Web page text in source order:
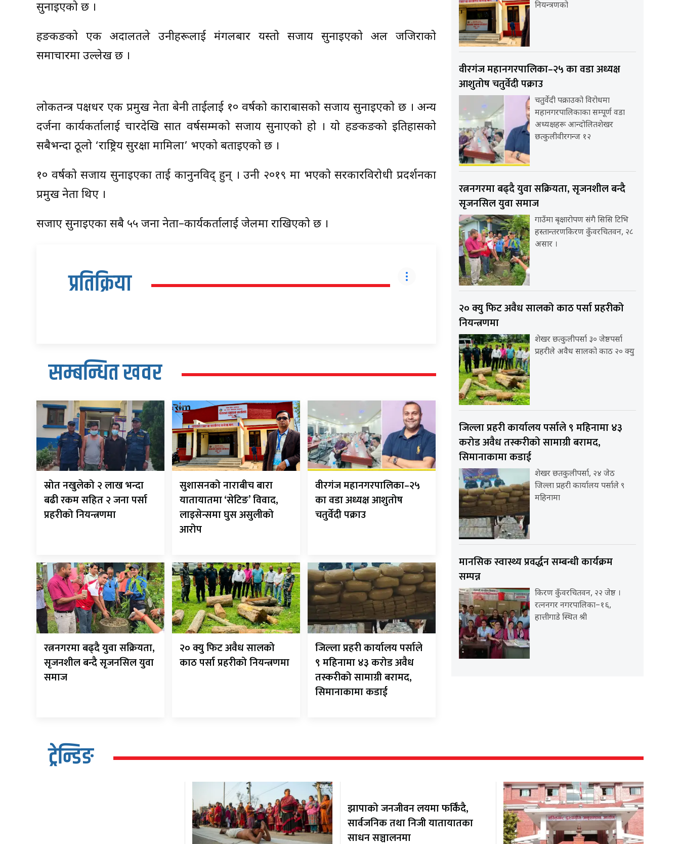
सुनाइएको छ ।
हङकङको एक अदालतले उनीहरूलाई मंगलबार यस्तो सजाय सुनाइएको अल जजिराको
समाचारमा उल्लेख छ ।
लोकतन्त्र पक्षधर एक प्रमुख नेता बेनी ताईलाई १० वर्षको काराबासको सजाय सुनाइएको छ । अन्य
दर्जनौं कार्यकर्तालाई चारदेखि सात वर्षसम्मको सजाय सुनाएको हो । यो हङकङको इतिहासको
सबैभन्दा ठूलो ‘राष्ट्रिय सुरक्षा मामिला’ भएको बताइएको छ ।
१० वर्षको सजाय सुनाइएका ताई कानुनविद् हुन् । उनी २०१९ मा भएको सरकारविरोधी प्रदर्शनका
प्रमुख नेता थिए ।
सजाए सुनाइएका सबै ५५ जना नेता–कार्यकर्तालाई जेलमा राखिएको छ ।
प्रतिक्रिया
सम्बन्धित खवर
स्रोत नखुलेको २ लाख भन्दा
बढी रकम सहित २ जना पर्सा
प्रहरीको नियन्त्रणमा
सुशासनको नाराबीच बारा
यातायातमा ‘सेटिङ’ विवाद,
लाइसेन्समा घुस असुलीको
आरोप
वीरगंज महानगरपालिका–२५
का वडा अध्यक्ष आशुतोष
चतुर्वेदी पक्राउ
रत्ननगरमा बढ्दै युवा सक्रियता,
सृजनशील बन्दै सृजनसिल युवा
समाज
२० क्यु फिट अवैध सालको
काठ पर्सा प्रहरीको नियन्त्रणमा
जिल्ला प्रहरी कार्यालय पर्साले
९ महिनामा ४३ करोड अवैध
तस्करीको सामाग्री बरामद,
सिमानाकामा कडाई
नियन्त्रणको
वीरगंज महानगरपालिका–२५ का वडा अध्यक्ष
आशुतोष चतुर्वेदी पक्राउ
चतुर्वेदी पक्राउको विरोधमा
महानगरपालिकाका सम्पूर्ण वडा
अध्यक्षहरू आन्दोलितशेखर
छत्कुलीवीरगन्ज १२
रत्ननगरमा बढ्दै युवा सक्रियता, सृजनशील बन्दै
सृजनसिल युवा समाज
गाउँमा बृक्षारोपण संगै सिसि टिभि
हस्तान्तरणकिरण कुँवरचितवन, २८
असार ।
२० क्यु फिट अवैध सालको काठ पर्सा प्रहरीको
नियन्त्रणमा
शेखर छत्कुलीपर्सा ३० जेष्ठपर्सा
प्रहरीले अवैध सालको काठ २० क्यु
जिल्ला प्रहरी कार्यालय पर्साले ९ महिनामा ४३
करोड अवैध तस्करीको सामाग्री बरामद,
सिमानाकामा कडाई
शेखर छतकुलीपर्सा, २४ जेठ
जिल्ला प्रहरी कार्यालय पर्साले ९
महिनामा
मानसिक स्वास्थ्य प्रवर्द्धन सम्बन्धी कार्यक्रम
सम्पन्न
किरण कुँवरचितवन, २२ जेष्ठ ।
रत्ननगर नगरपालिका–१६,
हात्तीगाडे स्थित श्री
ट्रेन्डिङ
झापाको जनजीवन लयमा फर्किँदै,
सार्वजनिक तथा निजी यातायातका
साधन सञ्चालनमा